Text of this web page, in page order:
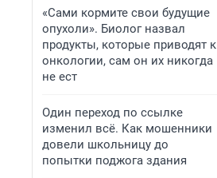
«Сами кормите свои будущие
опухоли». Биолог назвал
продукты, которые приводят к
онкологии, сам он их никогда
не ест
Один переход по ссылке
изменил всё. Как мошенники
довели школьницу до
попытки поджога здания